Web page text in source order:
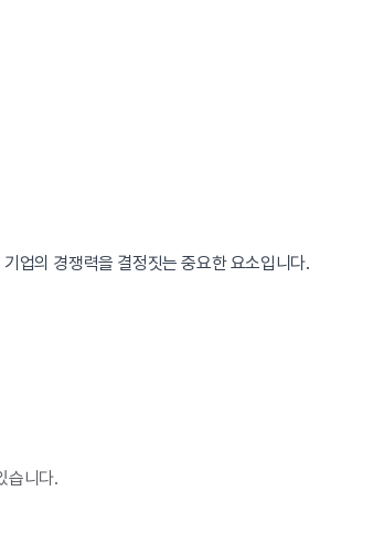
업의 경쟁력을 결정짓는 중요한 요소입니다.
습니다.